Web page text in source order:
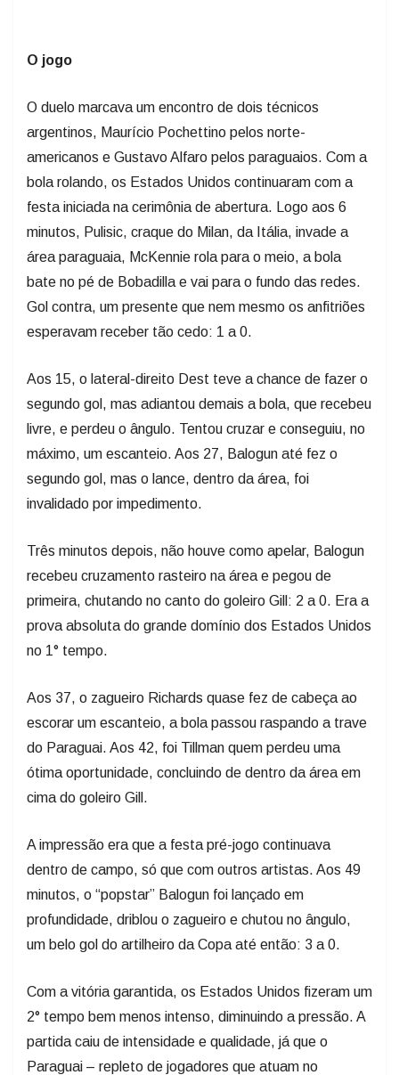
O jogo
O duelo marcava um encontro de dois técnicos
argentinos, Maurício Pochettino pelos norte-
americanos e Gustavo Alfaro pelos paraguaios. Com a
bola rolando, os Estados Unidos continuaram com a
festa iniciada na cerimônia de abertura. Logo aos 6
minutos, Pulisic, craque do Milan, da Itália, invade a
área paraguaia, McKennie rola para o meio, a bola
bate no pé de Bobadilla e vai para o fundo das redes.
Gol contra, um presente que nem mesmo os anfitriões
esperavam receber tão cedo: 1 a 0.
Aos 15, o lateral-direito Dest teve a chance de fazer o
segundo gol, mas adiantou demais a bola, que recebeu
livre, e perdeu o ângulo. Tentou cruzar e conseguiu, no
máximo, um escanteio. Aos 27, Balogun até fez o
segundo gol, mas o lance, dentro da área, foi
invalidado por impedimento.
Três minutos depois, não houve como apelar, Balogun
recebeu cruzamento rasteiro na área e pegou de
primeira, chutando no canto do goleiro Gill: 2 a 0. Era a
prova absoluta do grande domínio dos Estados Unidos
no 1° tempo.
Aos 37, o zagueiro Richards quase fez de cabeça ao
escorar um escanteio, a bola passou raspando a trave
do Paraguai. Aos 42, foi Tillman quem perdeu uma
ótima oportunidade, concluindo de dentro da área em
cima do goleiro Gill.
A impressão era que a festa pré-jogo continuava
dentro de campo, só que com outros artistas. Aos 49
minutos, o “popstar” Balogun foi lançado em
profundidade, driblou o zagueiro e chutou no ângulo,
um belo gol do artilheiro da Copa até então: 3 a 0.
Com a vitória garantida, os Estados Unidos fizeram um
2° tempo bem menos intenso, diminuindo a pressão. A
partida caiu de intensidade e qualidade, já que o
Paraguai – repleto de jogadores que atuam no